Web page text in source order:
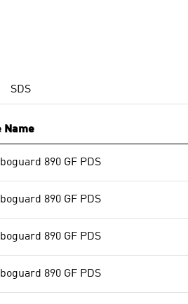
SDS
Name
890 GF PDS
890 GF PDS
890 GF PDS
890 GF PDS